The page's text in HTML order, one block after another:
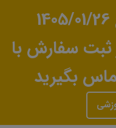
قیمت ها در تاریخ 1405/01/26
ثبت سفارش با
بگیرید